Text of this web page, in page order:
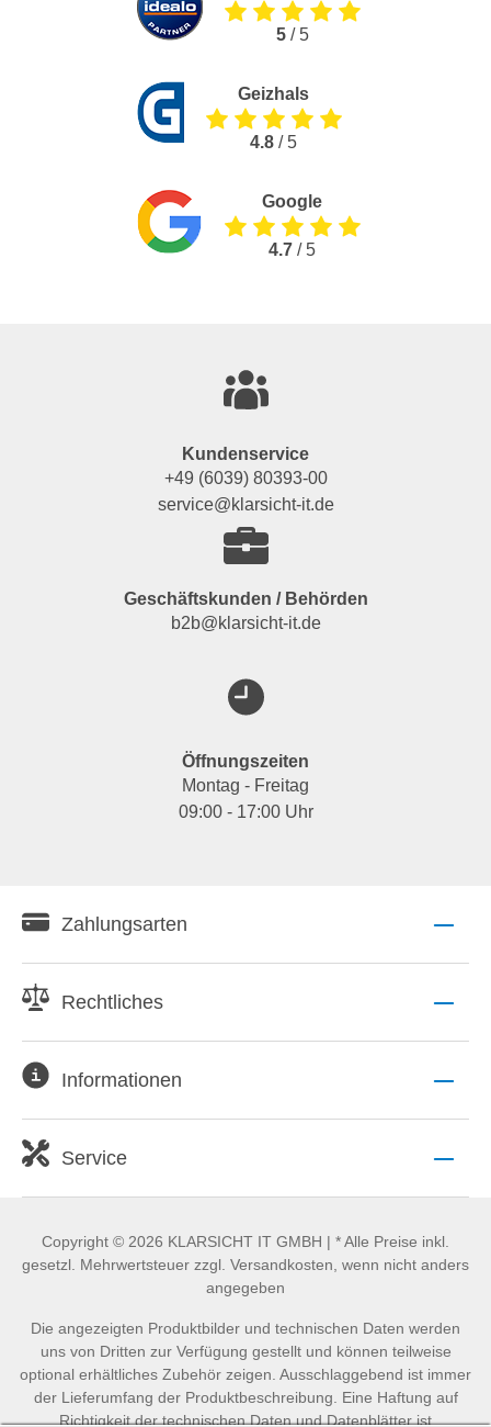
5/ 5
Geizhals
4.8 / 5
Google
4.7 / 5
Kundenservice
+49 (6039) 80393-00
service@klarsicht-it.de
Geschäftskunden / Behörden
b2b@klarsicht-it.de
Öffnungszeiten
Montag - Freitag
09:00 - 17:00 Uhr
Zahlungsarten
Rechtliches
Informationen
Service
Copyright © 2026 KLARSICHT IT GMBH | * Alle Preise inkl.
gesetzl. Mehrwertsteuer zzgl. Versandkosten, wenn nicht anders
angegeben
Die angezeigten Produktbilder und technischen Daten werden
uns von Dritten zur Verfügung gestellt und können teilweise
optional erhältliches Zubehör zeigen. Ausschlaggebend ist immer
der Lieferumfang der Produktbeschreibung. Eine Haftung auf
Richtigkeit der technischen Daten und Datenblätter ist